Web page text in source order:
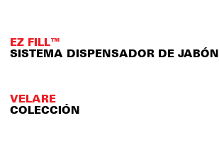
EZ FILL™
SISTEMA DISPENSADOR DE JABÓN
VELARE
COLECCIÓN